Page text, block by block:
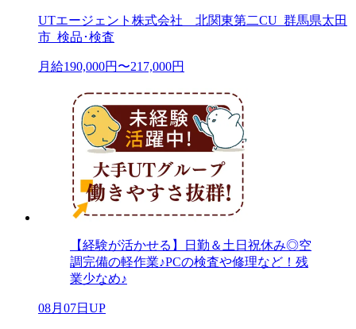
UTエージェント株式会社 北関東第二CU_群馬県太田
市_検品･検査
月給190,000円〜217,000円
【経験が活かせる】日勤＆土日祝休み◎空
調完備の軽作業♪PCの検査や修理など！残
業少なめ♪
08月07日UP